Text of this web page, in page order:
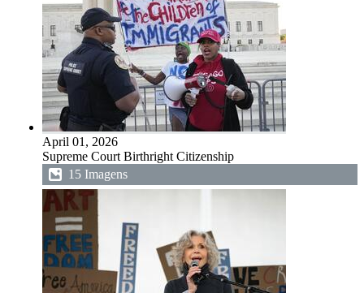
April 01, 2026
Supreme Court Birthright Citizenship
15 Imagens